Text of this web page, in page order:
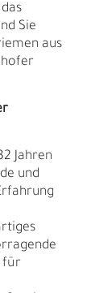
Sie
aus
Jahren
und
für